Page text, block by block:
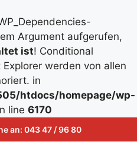
Argument aufgerufen,
ist! Conditional
werden von allen
in
htdocs/homepage/wp-
line 6170
an: 043 47 / 96 80